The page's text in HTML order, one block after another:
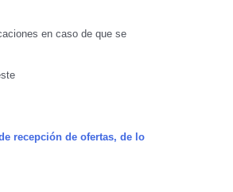
en caso de que se
recepción de ofertas, de lo